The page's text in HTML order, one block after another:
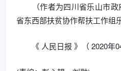
（作者为四川省乐山市政
省东西部扶贫协作帮扶工作组
《 人民日报 》（ 2020年04